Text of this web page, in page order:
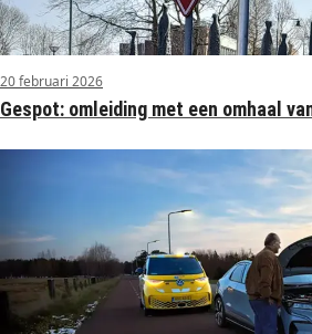
20 februari 2026
Gespot: omleiding met een omhaal